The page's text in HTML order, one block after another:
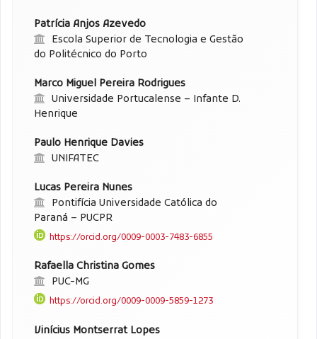
Patrícia Anjos Azevedo
Escola Superior de Tecnologia e Gestão
do Politécnico do Porto
Marco Miguel Pereira Rodrigues
Universidade Portucalense – Infante D.
Henrique
Paulo Henrique Davies
UNIFATEC
Lucas Pereira Nunes
Pontifícia Universidade Católica do
Paraná – PUCPR
https://orcid.org/0009-0003-7483-6855
Rafaella Christina Gomes
PUC-MG
https://orcid.org/0009-0009-5859-1273
Vinícius Montserrat Lopes